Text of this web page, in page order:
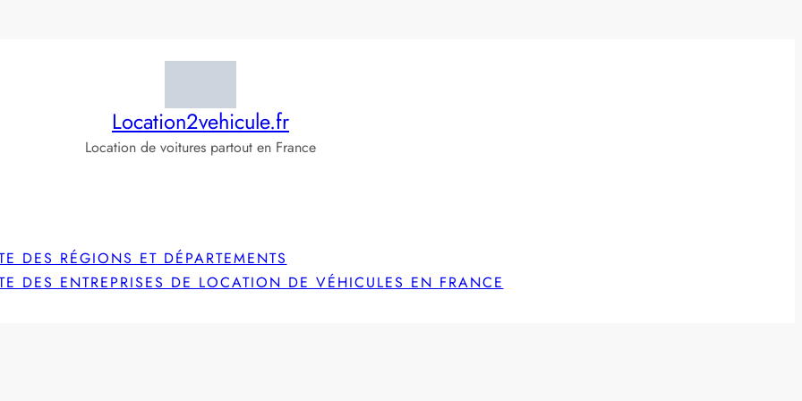
Location2vehicule.fr
Location de voitures partout en France
DES RÉGIONS ET DÉPARTEMENTS
DES ENTREPRISES DE LOCATION DE VÉHICULES EN FRANCE